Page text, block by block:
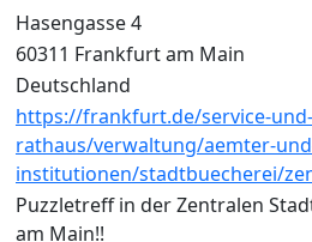
Hasengasse 4
60311 Frankfurt am Main
Deutschland
https://frankfurt.de/service-und-
rathaus/verwaltung/aemter-
institutionen/stadtbuecherei/
Puzzletreff in der Zentralen
am Main!!